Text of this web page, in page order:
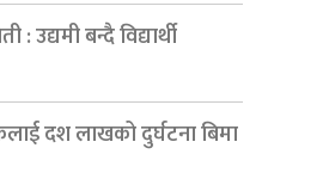
उद्यमी बन्दै विद्यार्थी
दश लाखको दुर्घटना बिमा